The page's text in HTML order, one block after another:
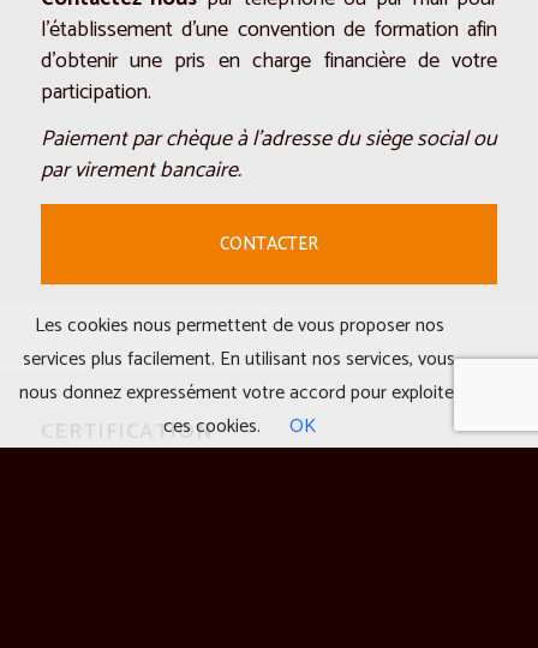
l’établissement d’une convention de formation afin
d’obtenir une pris en charge financière de votre
participation.
Paiement par chèque à l’adresse du siège social ou
par virement bancaire.
CONTACTER
CERTIFICATION
Les cookies nous permettent de vous proposer nos
services plus facilement. En utilisant nos services, vous
nous donnez expressément votre accord pour exploiter
ces cookies.
OK